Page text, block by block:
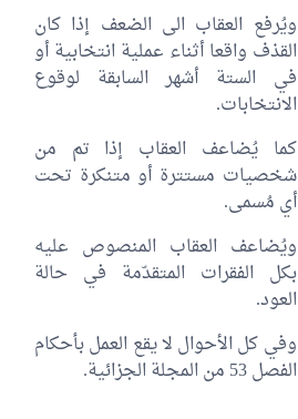
ويُرفع العقاب الى الضعف إذا كان
القذف واقعا أثناء عملية انتخابية أو
في الستة أشهر السابقة لوقوع
الانتخابات.
كما يُضاعف العقاب إذا تم من
شخصيات مستترة أو متنكرة تحت
أي مُسمی.
ويُضاعف العقاب المنصوص عليه
بكل الفقرات المتقدّمة في حالة
العود.
وفي كل الأحوال لا يقع العمل بأحكام
الفصل 53 من المجلة الجزائية.